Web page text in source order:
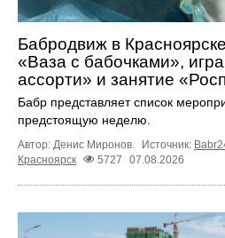
Бабродвиж в
«Ваза с бабочками»,
ассорти» и занятие
Бабр представляет список
предстоящую неделю.
Автор: Денис Миронов. Источник:
Красноярск
5727 07.08.2026